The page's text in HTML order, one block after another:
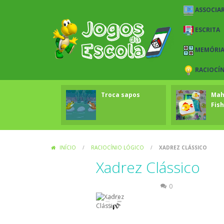
ESCRITA
MEMÓRIA
Troca sapos
INÍCIO / RACIOCÍNIO LÓGICO / XADREZ CLÁSSICO
Xadrez Clássico
0